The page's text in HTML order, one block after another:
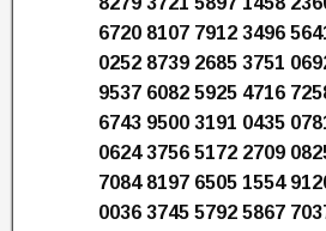
6720 8107 7912 3496
0252 8739 2685 3751
9537 6082 5925 4716
6743 9500 3191 0435
0624 3756 5172 2709
7084 8197 6505 1554
0036 3745 5792 5867